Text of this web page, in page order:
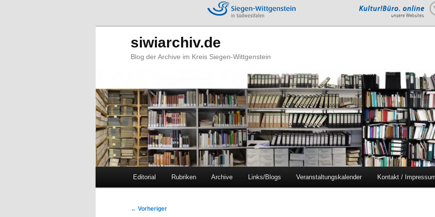
siwiarchiv.de
Blog der Archive im Kreis Siegen-Wittgenstein
Zum
Zum
Editorial Rubriken Archive Links/Blogs Veranstaltungskalender Kontakt /
Beitragsnavigation
← Vorheriger